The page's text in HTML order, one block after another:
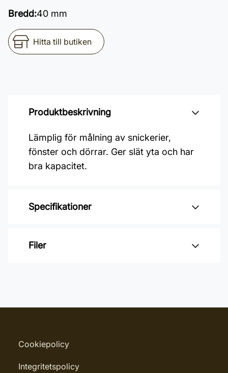
Bredd:40 mm
Hitta till butiken
Produktbeskrivning
Lämplig för målning av snickerier,
fönster och dörrar. Ger slät yta och har
bra kapacitet.
Specifikationer
Varumärke: QPT
Filer
Cookiepolicy
Integritetspolicy